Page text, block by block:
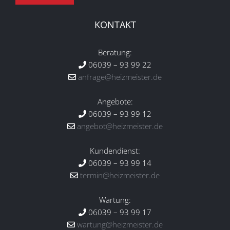
KONTAKT
Beratung:
06039 – 93 99 22
anfrage@heizmeister.de
Angebote:
06039 – 93 99 12
angebot@heizmeister.de
Kundendienst:
06039 – 93 99 14
termin@heizmeister.de
Wartung:
06039 – 93 99 17
wartung@heizmeister.de